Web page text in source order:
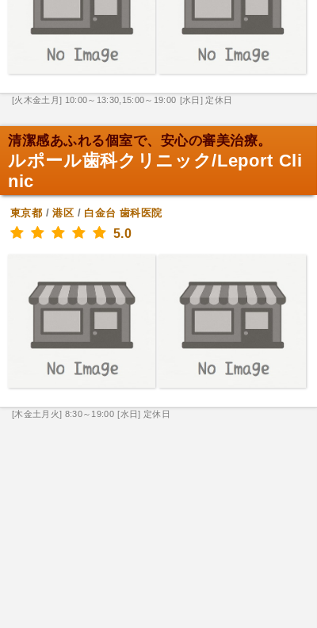
[火木金土月] 10:00～13:30,15:00～19:00 [水日] 定休日
清潔感あふれる個室で、安心の審美治療。
ルポール歯科クリニック/Leport Cli
nic
東京都 /港区 / 白金台 歯科医院
5.0
[木金土月火] 8:30～19:00 [水日] 定休日